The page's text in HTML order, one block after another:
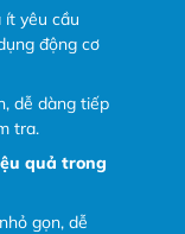
yêu cầu
động cơ
dễ dàng tiếp
tra.
quả trong
gọn, dễ